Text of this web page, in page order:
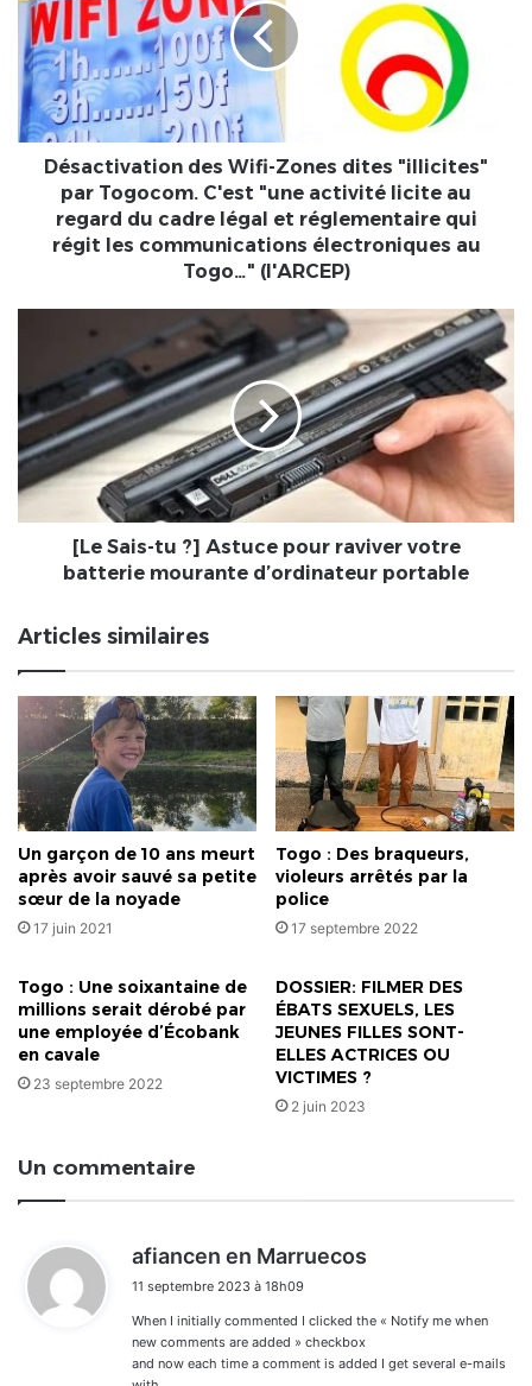
Zones
dites
"illicites"
par
Togocom.
C'est
cadre
réglementaire
qui
régit
les
communications
Désactivation des Wifi-Zones dites "illicites"
par Togocom. C'est "une activité licite au
regard du cadre légal et réglementaire qui
régit les communications électroniques au
Togo…" (l'ARCEP)
?]
Astuce
pour
raviver
votre
batterie
mourante
d’ordinateur
[Le Sais-tu ?] Astuce pour raviver votre
batterie mourante d’ordinateur portable
Articles similaires
Un garçon de 10 ans meurt
après avoir sauvé sa petite
sœur de la noyade
17 juin 2021
Togo : Des braqueurs,
violeurs arrêtés par la
police
17 septembre 2022
Togo : Une soixantaine de
millions serait dérobé par
une employée d’Écobank
en cavale
23 septembre 2022
DOSSIER: FILMER DES
ÉBATS SEXUELS, LES
JEUNES FILLES SONT-
ELLES ACTRICES OU
VICTIMES ?
2 juin 2023
Un commentaire
afiancen en Marruecos
11 septembre 2023 à 18h09
When I initially commented I clicked the « Notify me when
new comments are added » checkbox
and now each time a comment is added I get several e-mails